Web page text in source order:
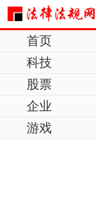
首页
科技
股票
企业
游戏